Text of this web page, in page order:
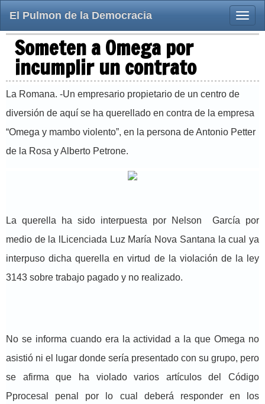
Toggle
El Pulmon de la Democracia
Someten a Omega por
incumplir un contrato
La Romana. -Un empresario propietario de un centro de
diversión de aquí se ha querellado en contra de la empresa
“Omega y mambo violento”, en la persona de Antonio Petter
de la Rosa y Alberto Petrone.
La querella ha sido interpuesta por Nelson García por
medio de la lLicenciada Luz María Nova Santana la cual ya
interpuso dicha querella en virtud de la violación de la ley
3143 sobre trabajo pagado y no realizado.
No se informa cuando era la actividad a la que Omega no
asistió ni el lugar donde sería presentado con su grupo, pero
se afirma que ha violado varios artículos del Código
Pprocesal penal por lo cual deberá responder en los